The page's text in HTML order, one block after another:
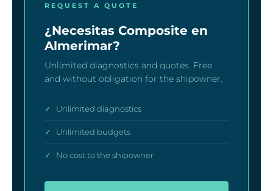
REQUEST A QUOTE
¿Necesitas Composite en
Almerimar?
Unlimited diagnostics and quotes. Free
and without obligation for the shipowner.
✓ Unlimited diagnostics
✓ Unlimited budgets
✓ No cost to the shipowner